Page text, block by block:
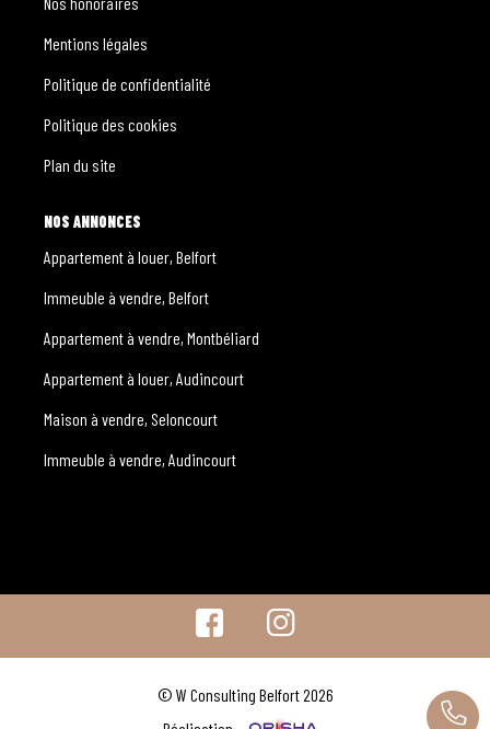
Mentions légales
Politique de confidentialité
Politique des cookies
Plan du site
NOS ANNONCES
Appartement à louer, Belfort
Immeuble à vendre, Belfort
Appartement à vendre, Montbéliard
Appartement à louer, Audincourt
Maison à vendre, Seloncourt
Immeuble à vendre, Audincourt
© W Consulting Belfort 2026